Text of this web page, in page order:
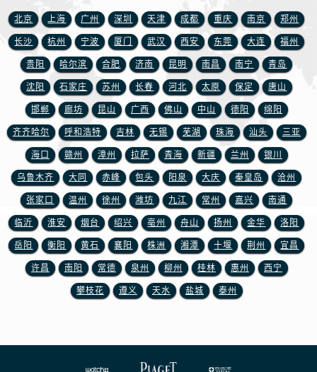
北京 上海 广州 深圳 天津 成都 重庆 南京 郑州
长沙 杭州 宁波 厦门 武汉 西安 东莞 大连 福州
贵阳 哈尔滨 合肥 济南 昆明 南昌 南宁 青岛
沈阳 石家庄 苏州 长春 河北 太原 保定 唐山
邯郸 廊坊 昆山 广西 佛山 中山 德阳 绵阳
齐齐哈尔 呼和浩特 吉林 无锡 芜湖 珠海 汕头 三亚
海口 赣州 漳州 拉萨 青海 新疆 兰州 银川
乌鲁木齐 大同 赤峰 包头 阳泉 大庆 秦皇岛 沧州
张家口 温州 徐州 潍坊 九江 常州 嘉兴 南通
临沂 淮安 烟台 绍兴 亳州 舟山 扬州 金华 洛阳
岳阳 衡阳 黄石 襄阳 株洲 湘潭 十堰 荆州 宜昌
许昌 南阳 常德 泉州 柳州 桂林 惠州 西宁
攀枝花 遵义 天水 盐城 泰州